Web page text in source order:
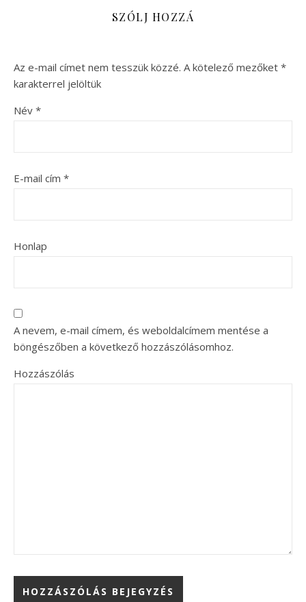
SZÓLJ HOZZÁ
Az e-mail címet nem tesszük közzé. A kötelező mezőket *
karakterrel jelöltük
Név *
E-mail cím *
Honlap
A nevem, e-mail címem, és weboldalcímem mentése a
böngészőben a következő hozzászólásomhoz.
Hozzászólás